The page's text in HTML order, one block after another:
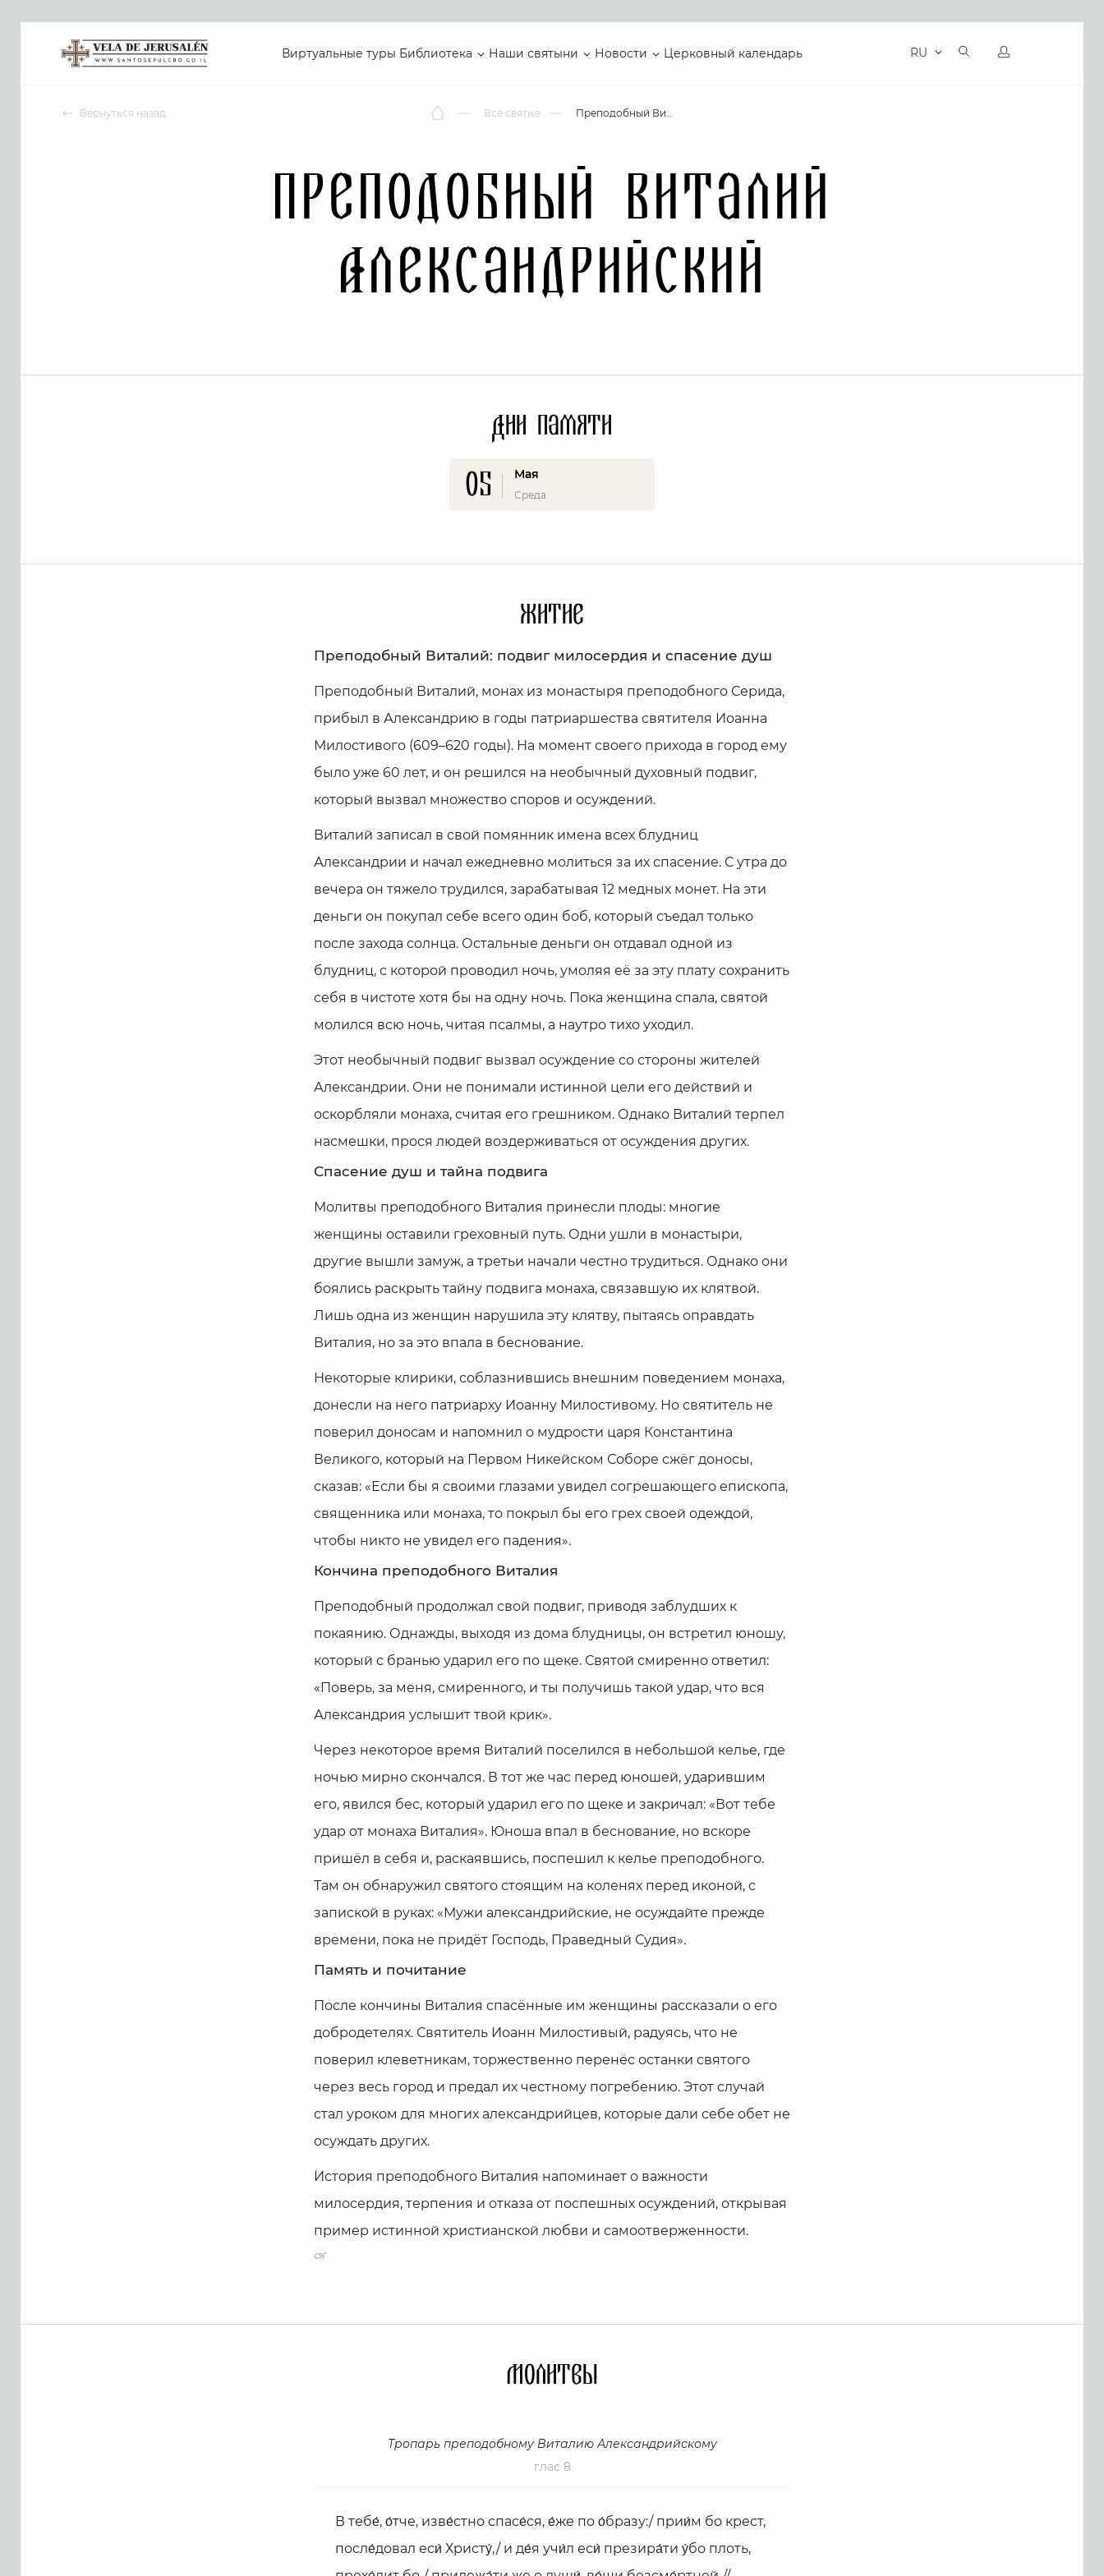
Виртуальные туры Библиотека Наши святыни Новости Церковный календарь RU
Вернуться назад Все святые Преподобный Виталий Александрийский
Преподобный Виталий
Александрийский
Дни памяти
05 Мая
Среда
Житие
Преподобный Виталий: подвиг милосердия и спасение душ
Преподобный Виталий, монах из монастыря преподобного Серида,
прибыл в Александрию в годы патриаршества святителя Иоанна
Милостивого (609–620 годы). На момент своего прихода в город ему
было уже 60 лет, и он решился на необычный духовный подвиг,
который вызвал множество споров и осуждений.
Виталий записал в свой помянник имена всех блудниц
Александрии и начал ежедневно молиться за их спасение. С утра до
вечера он тяжело трудился, зарабатывая 12 медных монет. На эти
деньги он покупал себе всего один боб, который съедал только
после захода солнца. Остальные деньги он отдавал одной из
блудниц, с которой проводил ночь, умоляя её за эту плату сохранить
себя в чистоте хотя бы на одну ночь. Пока женщина спала, святой
молился всю ночь, читая псалмы, а наутро тихо уходил.
Этот необычный подвиг вызвал осуждение со стороны жителей
Александрии. Они не понимали истинной цели его действий и
оскорбляли монаха, считая его грешником. Однако Виталий терпел
насмешки, прося людей воздерживаться от осуждения других.
Спасение душ и тайна подвига
Молитвы преподобного Виталия принесли плоды: многие
женщины оставили греховный путь. Одни ушли в монастыри,
другие вышли замуж, а третьи начали честно трудиться. Однако они
боялись раскрыть тайну подвига монаха, связавшую их клятвой.
Лишь одна из женщин нарушила эту клятву, пытаясь оправдать
Виталия, но за это впала в беснование.
Некоторые клирики, соблазнившись внешним поведением монаха,
донесли на него патриарху Иоанну Милостивому. Но святитель не
поверил доносам и напомнил о мудрости царя Константина
Великого, который на Первом Никейском Соборе сжёг доносы,
сказав: «Если бы я своими глазами увидел согрешающего епископа,
священника или монаха, то покрыл бы его грех своей одеждой,
чтобы никто не увидел его падения».
Кончина преподобного Виталия
Преподобный продолжал свой подвиг, приводя заблудших к
покаянию. Однажды, выходя из дома блудницы, он встретил юношу,
который с бранью ударил его по щеке. Святой смиренно ответил:
«Поверь, за меня, смиренного, и ты получишь такой удар, что вся
Александрия услышит твой крик».
Через некоторое время Виталий поселился в небольшой келье, где
ночью мирно скончался. В тот же час перед юношей, ударившим
его, явился бес, который ударил его по щеке и закричал: «Вот тебе
удар от монаха Виталия». Юноша впал в беснование, но вскоре
пришёл в себя и, раскаявшись, поспешил к келье преподобного.
Там он обнаружил святого стоящим на коленях перед иконой, с
запиской в руках: «Мужи александрийские, не осуждайте прежде
времени, пока не придёт Господь, Праведный Судия».
Память и почитание
После кончины Виталия спасённые им женщины рассказали о его
добродетелях. Святитель Иоанн Милостивый, радуясь, что не
поверил клеветникам, торжественно перенёс останки святого
через весь город и предал их честному погребению. Этот случай
стал уроком для многих александрийцев, которые дали себе обет не
осуждать других.
История преподобного Виталия напоминает о важности
милосердия, терпения и отказа от поспешных осуждений, открывая
пример истинной христианской любви и самоотверженности.
Молитвы
Тропарь преподобному Виталию Александрийскому
глас 8
В тебе́, о́тче, изве́стно спасе́ся, е́же по о́бразу:/ прии́м бо крест,
после́довал еси́ Христу́,/ и де́я учи́л еси́ презира́ти у́бо плоть,